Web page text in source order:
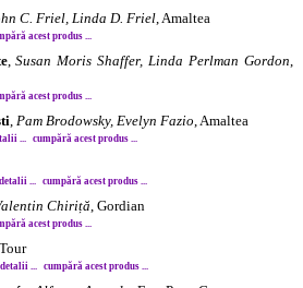
C. Friel, Linda D. Friel, Amaltea
acest produs ...
,Susan Moris Shaffer, Linda Perlman Gordon,
acest produs ...
, Pam Brodowsky, Evelyn Fazio, Amaltea
... cumpără acest produs ...
... cumpără acest produs ...
Chiriță, Gordian
acest produs ...
... cumpără acest produs ...